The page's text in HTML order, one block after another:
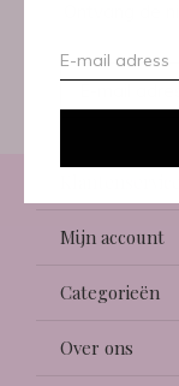
Mijn account
Categorieën
Over ons